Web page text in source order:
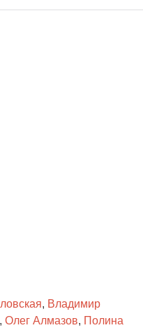
, Владимир
Олег Алмазов, Полина